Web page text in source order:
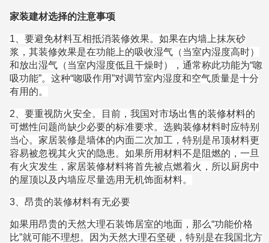
家装建材选择的注意事项
1、要避免材料互相抵消装修效果。如果在内墙上抹灰砂
浆，其装修效果是在功能上的吸收湿气（当室内湿度高时）
和放出湿气（当室内湿度低且干燥时），通常称此功能为“唿
吸功能”。这种“唿吸作用”对调节室内湿度和空气质量是十分
有用的。
2、要重视防火安全。目前，我国对市场出售的装修材料的
可燃性问题尚缺少必要的标准要求。选购装修材料时应特别
当心。家居装修是墙体的内面二次加工，特别是吊顶材料更
容易被忽视其火灾的隐患。如果所用材料不是阻燃的，一旦
有火灾发生，家居装修材料将首先被点燃着火，所以厨房中
的屋顶以及内墙应尽量选用无机饰面材料。
3、昂贵的装修材料有无必要
如果用昂贵的天然大理石装饰居室的地面，那么“功能价格
比”就可能不理想。因为天然大理石坚硬，特别是在我国北方